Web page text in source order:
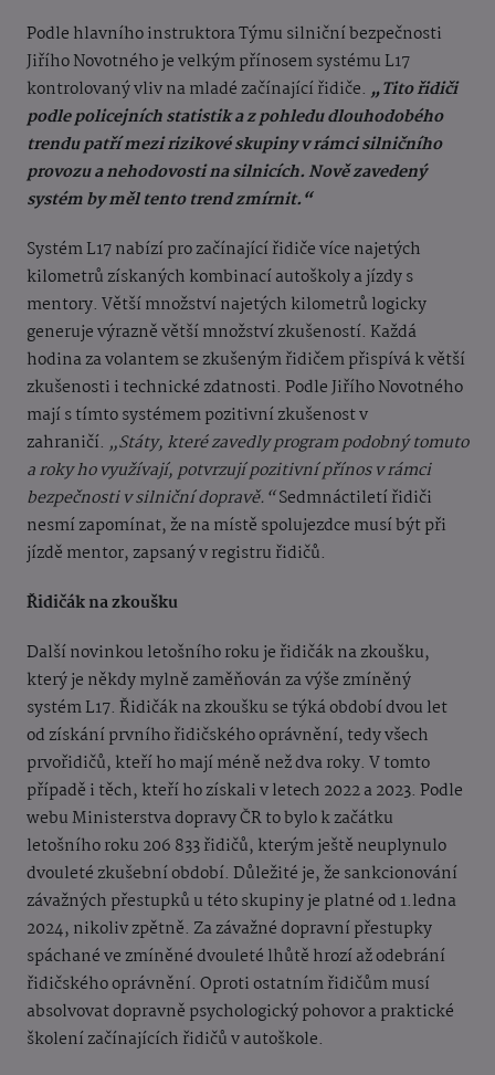
Podle hlavního instruktora Týmu silniční bezpečnosti
Jiřího Novotného je velkým přínosem systému L17
kontrolovaný vliv na mladé začínající řidiče. „Tito řidiči
podle policejních statistik a z pohledu dlouhodobého
trendu patří mezi rizikové skupiny v rámci silničního
provozu a nehodovosti na silnicích. Nově zavedený
systém by měl tento trend zmírnit.“
Systém L17 nabízí pro začínající řidiče více najetých
kilometrů získaných kombinací autoškoly a jízdy s
mentory. Větší množství najetých kilometrů logicky
generuje výrazně větší množství zkušeností. Každá
hodina za volantem se zkušeným řidičem přispívá k větší
zkušenosti i technické zdatnosti. Podle Jiřího Novotného
mají s tímto systémem pozitivní zkušenost v
zahraničí. „Státy, které zavedly program podobný tomuto
a roky ho využívají, potvrzují pozitivní přínos v rámci
bezpečnosti v silniční dopravě.“Sedmnáctiletí řidiči
nesmí zapomínat, že na místě spolujezdce musí být při
jízdě mentor, zapsaný v registru řidičů.
Řidičák na zkoušku
Další novinkou letošního roku je řidičák na zkoušku,
který je někdy mylně zaměňován za výše zmíněný
systém L17. Řidičák na zkoušku se týká období dvou let
od získání prvního řidičského oprávnění, tedy všech
prvořidičů, kteří ho mají méně než dva roky. V tomto
případě i těch, kteří ho získali v letech 2022 a 2023. Podle
webu Ministerstva dopravy ČR to bylo k začátku
letošního roku 206 833 řidičů, kterým ještě neuplynulo
dvouleté zkušební období. Důležité je, že sankcionování
závažných přestupků u této skupiny je platné od 1.ledna
2024, nikoliv zpětně. Za závažné dopravní přestupky
spáchané ve zmíněné dvouleté lhůtě hrozí až odebrání
řidičského oprávnění. Oproti ostatním řidičům musí
absolvovat dopravně psychologický pohovor a praktické
školení začínajících řidičů v autoškole.